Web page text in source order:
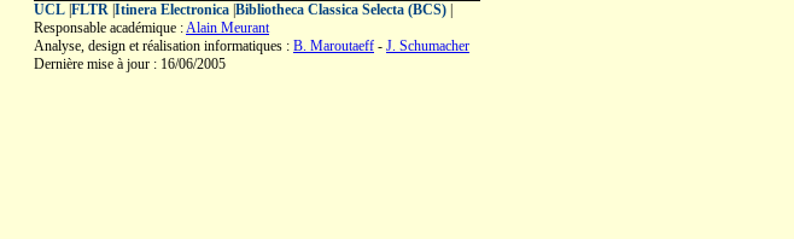
UCL FLTR Itinera Electronica Bibliotheca Classica Selecta (BCS)
Responsable académique :Alain Meurant
Analyse, design et réalisation informatiques : B. Maroutaeff - J. Schumacher
Dernière mise à jour : 16/06/2005